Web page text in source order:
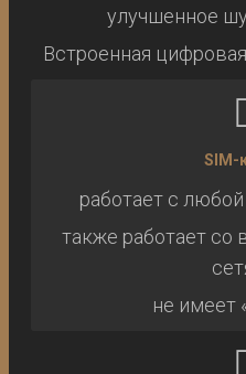
улучшенное
Встроенная
SIM-
работает с
также работает
не имеет